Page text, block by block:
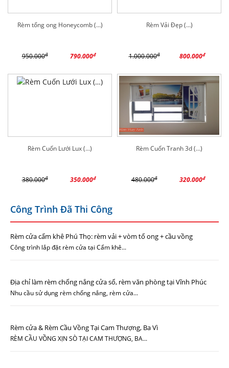
Rèm tổng ong Honeycomb (…)
950.000đ 790.000đ
Rèm Vải Đẹp (…)
1.000.000đ 800.000đ
Rèm Cuốn Lưới Lux (…)
380.000đ 350.000đ
Rèm Cuốn Tranh 3d (…)
480.000đ 320.000đ
Công Trình Đã Thi Công
Rèm cửa cẩm khê Phú Thọ: rèm vải + vòm tổ ong + cầu vồng
Công trình lắp đặt rèm cửa tại Cẩm khê...
Địa chỉ làm rèm chống nắng cửa sổ, rèm văn phòng tại Vĩnh Phúc
Nhu cầu sử dụng rèm chống nắng, rèm cửa...
Rèm cửa & Rèm Cầu Vồng Tại Cam Thượng, Ba Vì
RÈM CẦU VỒNG XỊN SÒ TẠI CAM THƯỢNG, BA...